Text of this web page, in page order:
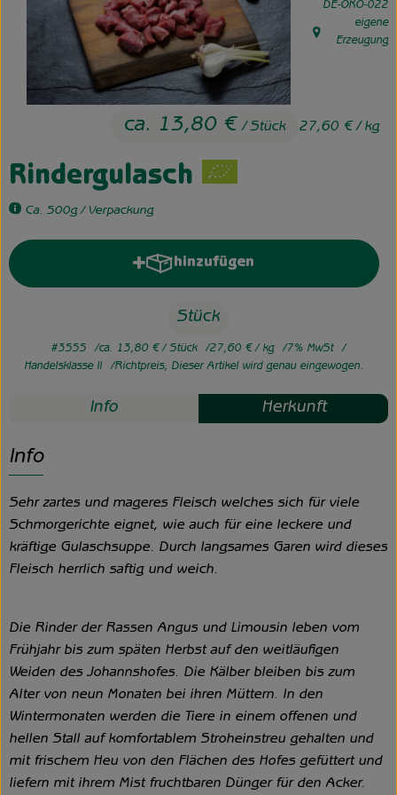
Unsere Hofkiste
Über uns
Rindergulasch
Ca. 500g / Verpackung
ca. 13,80 €/ Stück 27,60 €/ kg
, Kontrollstelle:
DE-ÖKO-022
, Herkunft:
eigene
Erzeugung
hinzufügen
Produkt zum Warenkorb
Stück
#3555 ca. 13,80 €/ Stück 27,60 €/ kg
7% MwSt
Handelsklasse II
Richtpreis, Dieser Artikel wird genau eingewogen.
Info Herkunft
Info
Sehr zartes und mageres Fleisch welches sich für viele
Schmorgerichte eignet, wie auch für eine leckere und
kräftige Gulaschsuppe. Durch langsames Garen wird dieses
Fleisch herrlich saftig und weich.
Die Rinder der Rassen Angus und Limousin leben vom
Frühjahr bis zum späten Herbst auf den weitläufigen
Weiden des Johannshofes. Die Kälber bleiben bis zum
Alter von neun Monaten bei ihren Müttern. In den
Wintermonaten werden die Tiere in einem offenen und
hellen Stall auf komfortablem Stroheinstreu gehalten und
mit frischem Heu von den Flächen des Hofes gefüttert und
liefern mit ihrem Mist fruchtbaren Dünger für den Acker.